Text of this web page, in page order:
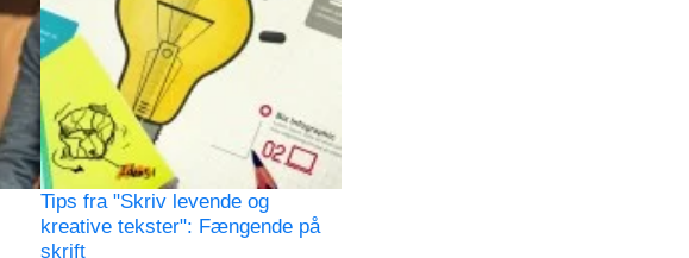
Tips fra "Skriv levende og
kreative tekster": Fængende på
skrift